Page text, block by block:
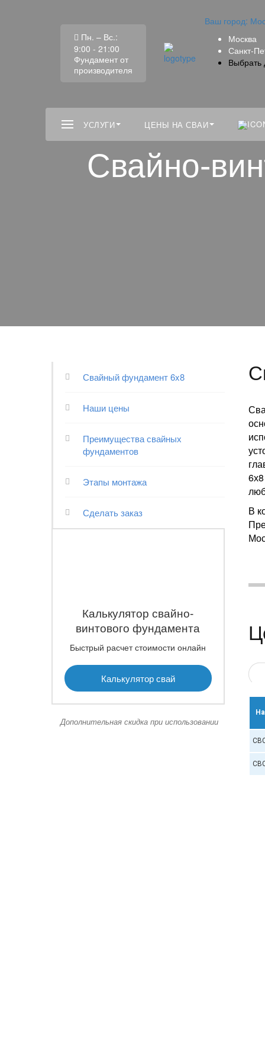
Пн. – Вс.:
9:00 - 21:00
Фундамент от
производителя
Ваш город:
Москва
Санкт-
Выбрать
УСЛУГИ ЦЕНЫ НА СВАИ
Свайно-
Свайный фундамент 6x8
Наши цены
Преимущества свайных
фундаментов
Этапы монтажа
Сделать заказ
Калькулятор свайно-
винтового фундамента
Быстрый расчет стоимости онлайн
Калькулятор свай
Дополнительная скидка при использовании
В